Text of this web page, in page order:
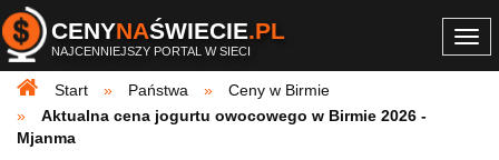
CENYNAŚWIECIE.PL
NAJCENNIEJSZY PORTAL W SIECI
Start
Państwa
Ceny w Birmie
Aktualna cena jogurtu owocowego w Birmie 2026 -
Mjanma